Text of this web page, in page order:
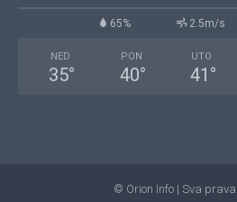
65% 2.5m/s
NED
35°
PON
40°
UTO
41 °
© Orion Info | Sva